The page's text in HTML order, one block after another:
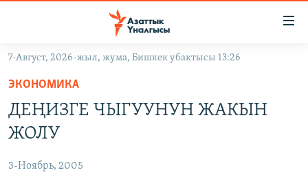
Навигацияга
өтүңүз
Издөөгө
салыңыз
ЭКОНОМИКА
ДҮЙНӨ
БОРБОР АЗИЯ
АТАЙЫН ИЛИКТӨӨ
7-Август, 2026-жыл, жума, Бишкек убактысы 13:26
ЭКОНОМИКА
ДЕҢИЗГЕ ЧЫГУУНУН ЖАКЫН
ЖОЛУ
3-Ноябрь, 2005